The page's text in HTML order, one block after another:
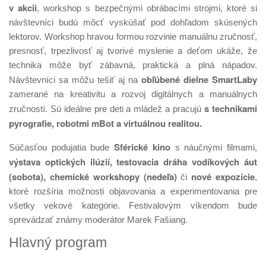
v akcii, workshop s bezpečnými obrábacími strojmi, ktoré si
návštevníci budú môcť vyskúšať pod dohľadom skúsených
lektorov. Workshop hravou formou rozvinie manuálnu zručnosť,
presnosť, trpezlivosť aj tvorivé myslenie a deťom ukáže, že
technika môže byť zábavná, praktická a plná nápadov.
Návštevníci sa môžu tešiť aj na obľúbené dielne SmartLaby
zamerané na kreativitu a rozvoj digitálnych a manuálnych
zručností. Sú ideálne pre deti a mládež a pracujús technikami
pyrografie, robotmi mBot a virtuálnou realitou.
Súčasťou podujatia budeSférické kino s náučnými filmami,
výstava optických ilúzií, testovacia dráha vodíkových áut
(sobota), chemické workshopy (nedeľa)či nové expozície,
ktoré rozšíria možnosti objavovania a experimentovania pre
všetky vekové kategórie. Festivalovým víkendom bude
sprevádzať známy moderátor Marek Fašiang.
Hlavný program